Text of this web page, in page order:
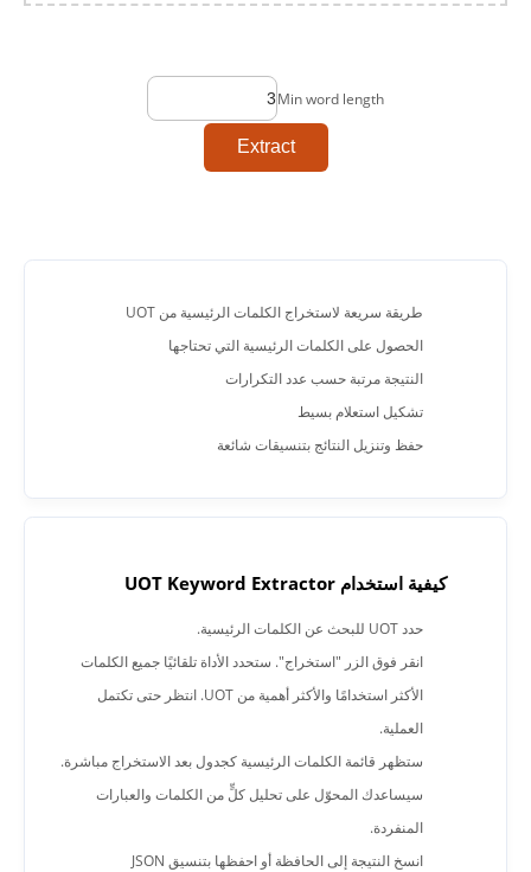
Min word length
Extract
طريقة سريعة لاستخراج الكلمات الرئيسية من UOT
الحصول على الكلمات الرئيسية التي تحتاجها
النتيجة مرتبة حسب عدد التكرارات
تشكيل استعلام بسيط
حفظ وتنزيل النتائج بتنسيقات شائعة
كيفية استخدام UOT Keyword Extractor
حدد UOT للبحث عن الكلمات الرئيسية.
انقر فوق الزر "استخراج". ستحدد الأداة تلقائيًا جميع الكلمات
الأكثر استخدامًا والأكثر أهمية من UOT. انتظر حتى تكتمل
العملية.
ستظهر قائمة الكلمات الرئيسية كجدول بعد الاستخراج مباشرة.
سيساعدك المحوّل على تحليل كلٍّ من الكلمات والعبارات
المنفردة.
انسخ النتيجة إلى الحافظة أو احفظها بتنسيق JSON